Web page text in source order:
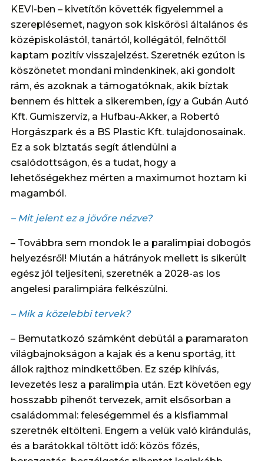
KEVI-ben – kivetítőn követték figyelemmel a
szereplésemet, nagyon sok kiskőrösi általános és
középiskolástól, tanártól, kollégától, felnőttől
kaptam pozitív visszajelzést. Szeretnék ezúton is
köszönetet mondani mindenkinek, aki gondolt
rám, és azoknak a támogatóknak, akik bíztak
bennem és hittek a sikeremben, így a Gubán Autó
Kft. Gumiszervíz, a Hufbau-Akker, a Robertó
Horgászpark és a BS Plastic Kft. tulajdonosainak.
Ez a sok biztatás segít átlendülni a
csalódottságon, és a tudat, hogy a
lehetőségekhez mérten a maximumot hoztam ki
magamból.
– Mit jelent ez a jövőre nézve?
– Továbbra sem mondok le a paralimpiai dobogós
helyezésről! Miután a hátrányok mellett is sikerült
egész jól teljesíteni, szeretnék a 2028-as los
angelesi paralimpiára felkészülni.
– Mik a közelebbi tervek?
– Bemutatkozó számként debütál a paramaraton
világbajnokságon a kajak és a kenu sportág, itt
állok rajthoz mindkettőben. Ez szép kihívás,
levezetés lesz a paralimpia után. Ezt követően egy
hosszabb pihenőt tervezek, amit elsősorban a
családommal: feleségemmel és a kisfiammal
szeretnék eltölteni. Engem a velük való kirándulás,
és a barátokkal töltött idő: közös főzés,